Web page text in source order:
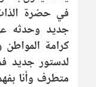
في حضرة الذات
جديد وحدثه
كرامة
لدستور جديد
متطرف وأنا